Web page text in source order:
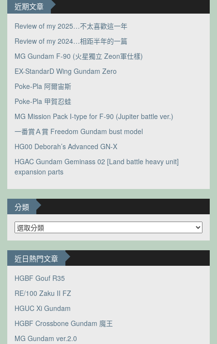
近期文章
Review of my 2025…不太喜歡這一年
Review of my 2024…相距半年的一篇
MG Gundam F-90 (火星獨立 Zeon軍仕樣)
EX-StandarD Wing Gundam Zero
Poke-Pla 阿爾宙斯
Poke-Pla 甲賀忍蛙
MG Mission Pack I-type for F-90 (Jupiter battle ver.)
一番賞Ａ賞 Freedom Gundam bust model
HG00 Deborah’s Advanced GN-X
HGAC Gundam Geminass 02 [Land battle heavy unit]
expansion parts
分類
分
類
近日熱門文章
HGBF Gouf R35
RE/100 Zaku II FZ
HGUC Xi Gundam
HGBF Crossbone Gundam 魔王
MG Gundam ver.2.0